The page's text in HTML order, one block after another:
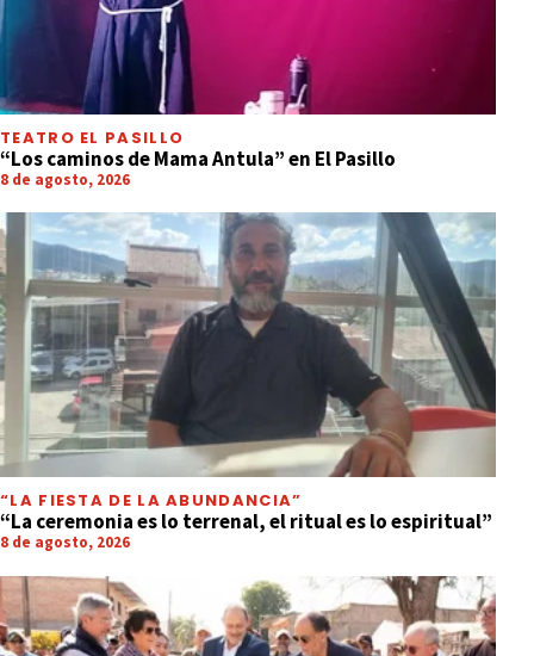
TEATRO EL PASILLO
“Los caminos de Mama Antula” en El Pasillo
8 de agosto, 2026
“LA FIESTA DE LA ABUNDANCIA”
“La ceremonia es lo terrenal, el ritual es lo espiritual”
8 de agosto, 2026